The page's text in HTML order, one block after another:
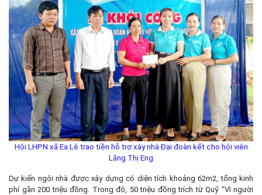
Hội LHPN xã Ea Lê trao tiền hỗ trợ xây nhà Đại đoàn kết cho hội viên
Lăng Thị Eng
Dự kiến ngôi nhà được xây dựng có diện tích khoảng 62m2, tổng kinh
phí gần 200 triệu đồng. Trong đó, 50 triệu đồng trích từ Quỹ “Vì người